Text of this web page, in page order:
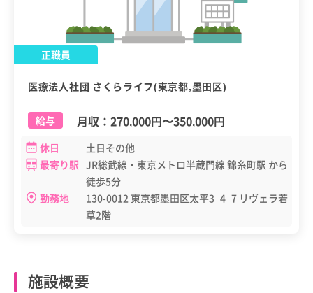
正職員
医療法人社団 さくらライフ(東京都,墨田区)
給与 月収： 270,000円〜350,000円
休日
土日その他
最寄り駅 JR総武線・東京メトロ半蔵門線 錦糸町駅 から
徒歩5分
勤務地
130-0012 東京都墨田区太平3−4−7 リヴェラ若
草2階
施設概要